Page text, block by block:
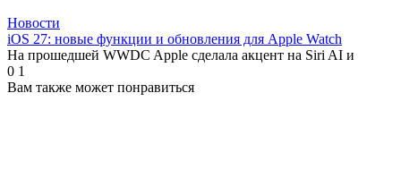
Новости
iOS 27: новые функции и обновления для Apple Watch
На прошедшей WWDC Apple сделала акцент на Siri AI и
0 1
Вам также может понравиться